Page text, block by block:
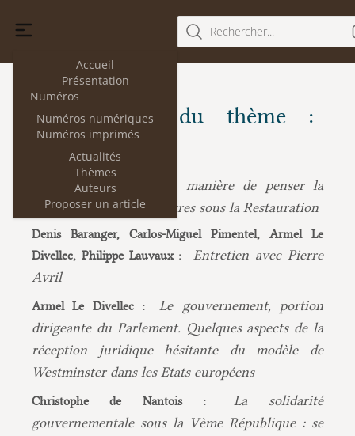
Accueil
Présentation
Numéros
Numéros numériques
Numéros imprimés
Actualités
Thèmes
Auteurs
Proposer un article
Rechercher...
Les articles du thème :
Responsabilité
Nathalie Havas :
De la manière de penser la
responsabilité des ministres sous la Restauration
Denis Baranger, Carlos-Miguel Pimentel, Armel Le
Divellec, Philippe Lauvaux :
Entretien avec Pierre
Avril
Armel Le Divellec :
Le gouvernement, portion
dirigeante du Parlement. Quelques aspects de la
réception juridique hésitante du modèle de
Westminster dans les Etats européens
Christophe de Nantois :
La solidarité
gouvernementale sous la Vème République : se